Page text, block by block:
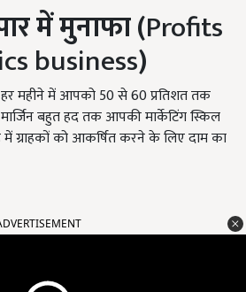
मेंमुनाफा (Profits
business)
महीने में आपको 50 से 60 प्रतिशत तक
बहुत हद तक आपकी मार्केटिंग स्किल
ग्राहकों को आकर्षित करने के लिए दाम का